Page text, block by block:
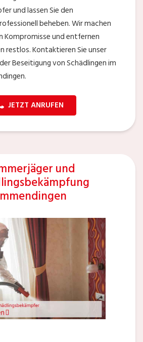
und lassen Sie den
beheben. Wir machen
Kompromisse und entfernen
restlos. Kontaktieren Sie unser
Beseitigung von Schädlingen im
JETZT ANRUFEN
und